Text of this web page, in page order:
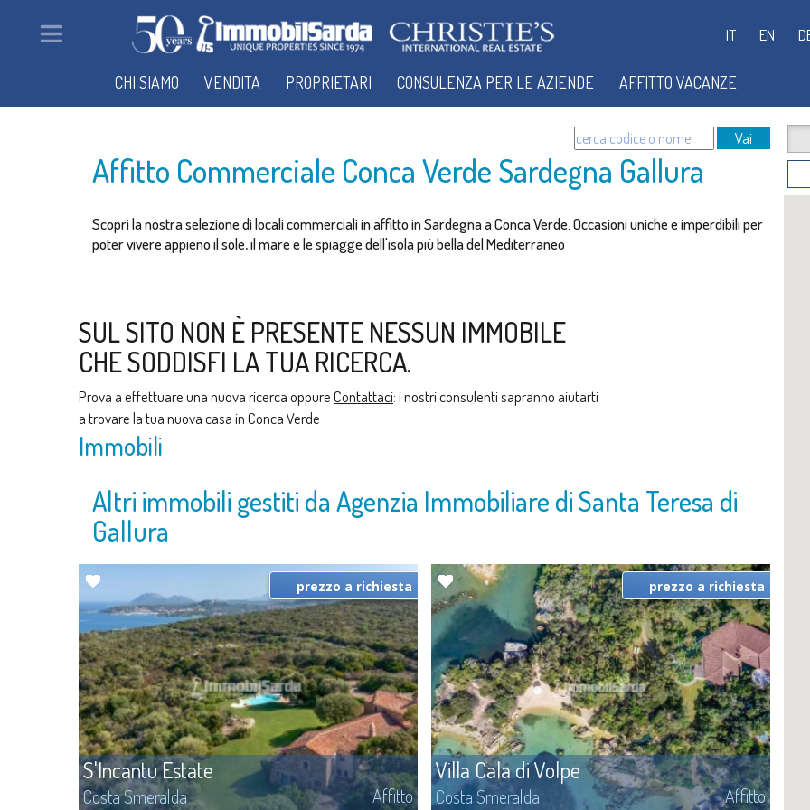
Vai
Affitto Commerciale Conca Verde Sardegna Gallura
Scopri la nostra selezione di locali commerciali in affitto in Sardegna a Conca Verde. Occasioni uniche e imperdibili per
poter vivere appieno il sole, il mare e le spiagge dell'isola più bella del Mediterraneo
SUL SITO NON È PRESENTE NESSUN IMMOBILE
CHE SODDISFI LA TUA RICERCA.
Prova a effettuare una nuova ricerca oppureContattaci: i nostri consulenti sapranno aiutarti
a trovare la tua nuova casa in Conca Verde
Immobili
Altri immobili gestiti da Agenzia Immobiliare di Santa Teresa di
Gallura
S'Incantu Estate
Costa Smeralda Affitto
prezzo a richiesta
Villa Cala di Volpe
Costa Smeralda Affitto
prezzo a richiesta
EN
IT
CHI SIAMO VENDITA PROPRIETARI CONSULENZA PER LE AZIENDE AFFITTO VACANZE